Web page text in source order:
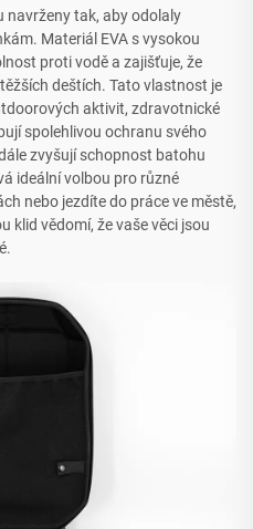
navrženy tak, aby odolaly
Materiál EVA s vysokou
proti vodě a zajišťuje, že
deštích. Tato vlastnost je
aktivit, zdravotnické
spolehlivou ochranu svého
zvyšují schopnost batohu
ideální volbou pro různé
nebo jezdíte do práce ve městě,
klid vědomí, že vaše věci jsou